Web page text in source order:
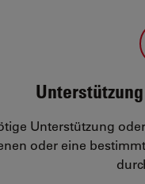
Unterstützung
oder eine